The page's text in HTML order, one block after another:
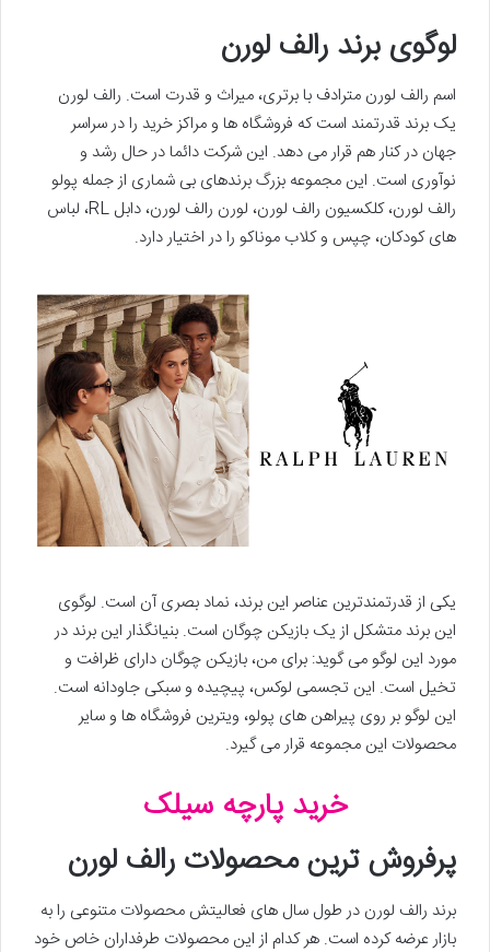
لوگوی برند رالف لورن
اسم رالف لورن مترادف با برتری، میراث و قدرت است. رالف لورن
یک برند قدرتمند است که فروشگاه‌ ها و مراکز خرید را در سراسر
جهان در کنار هم قرار می دهد. این شرکت دائما در حال رشد و
نوآوری است. این مجموعه بزرگ برندهای بی ‌شماری از جمله پولو
رالف لورن، کلکسیون رالف لورن، لورن رالف لورن، دابل RL، لباس‌
های کودکان، چپس و کلاب موناکو را در اختیار دارد.
یکی از قدرتمندترین عناصر این برند، نماد بصری آن است. لوگوی
این برند متشکل از یک بازیکن چوگان است. بنیانگذار این برند در
مورد این لوگو می گوید: برای من، بازیکن چوگان دارای ظرافت و
تخیل است. این تجسمی لوکس، پیچیده و سبکی جاودانه است.
این لوگو بر روی پیراهن های پولو، ویترین فروشگاه ها و سایر
محصولات این مجموعه قرار می گیرد.
خرید پارچه سیلک
پرفروش ترین محصولات رالف لورن
برند رالف لورن در طول سال های فعالیتش محصولات متنوعی را به
بازار عرضه کرده است. هر کدام از این محصولات طرفداران خاص خود